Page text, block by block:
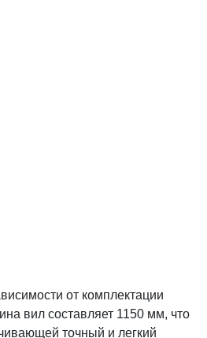
от комплектации
вил составляет 1150 мм, что
точный и легкий